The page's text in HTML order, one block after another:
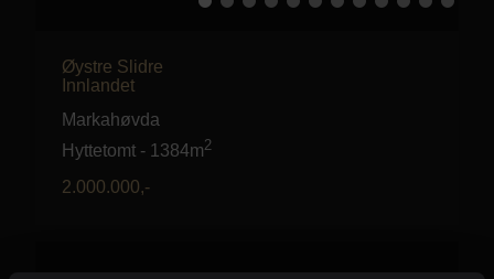
Øystre Slidre
Innlandet
Markahøvda
Hyttetomt - 1384m2
2.000.000,-